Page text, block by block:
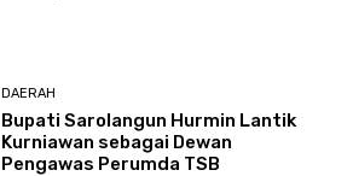
DAERAH
Bupati Sarolangun Hurmin Lantik
Kurniawan sebagai Dewan
Pengawas Perumda TSB